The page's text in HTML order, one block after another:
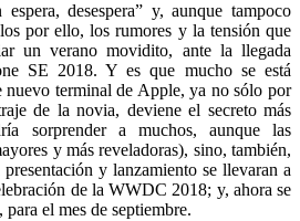
desespera” y, aunque tampoco
por ello, los rumores y la tensión que
un verano movidito, ante la llegada
SE 2018. Y es que mucho se está
nuevo terminal de Apple, ya no sólo por
de la novia, deviene el secreto más
sorprender a muchos, aunque las
y más reveladoras), sino, también,
presentación y lanzamiento se llevaran a
de la WWDC 2018; y, ahora se
el mes de septiembre.